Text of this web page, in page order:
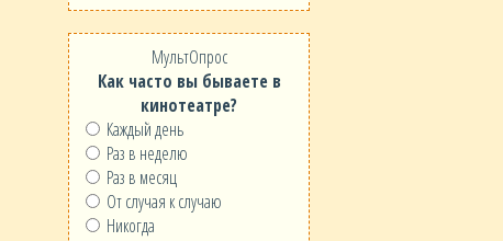
МультОпрос
Как часто вы бываете в
кинотеатре?
Каждый день
Раз в неделю
Раз в месяц
От случая к случаю
Никогда